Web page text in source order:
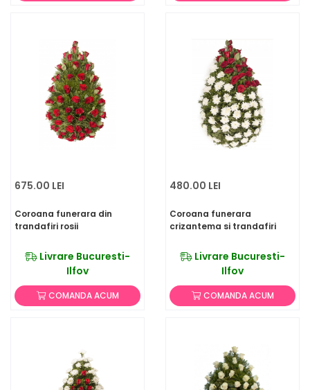
675.00 LEI
Coroana funerara din
trandafiri rosii
Livrare Bucuresti-
Ilfov
COMANDA ACUM
480.00 LEI
Coroana funerara
crizantema si trandafiri
Livrare Bucuresti-
Ilfov
COMANDA ACUM